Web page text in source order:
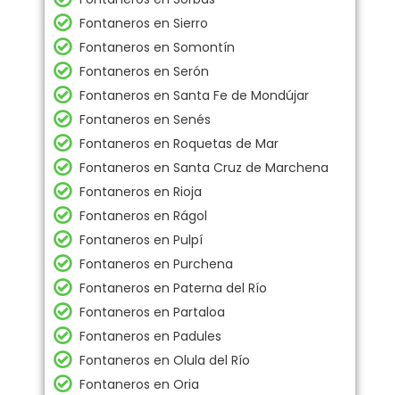
Fontaneros en Sierro
Fontaneros en Somontín
Fontaneros en Serón
Fontaneros en Santa Fe de Mondújar
Fontaneros en Senés
Fontaneros en Roquetas de Mar
Fontaneros en Santa Cruz de Marchena
Fontaneros en Rioja
Fontaneros en Rágol
Fontaneros en Pulpí
Fontaneros en Purchena
Fontaneros en Paterna del Río
Fontaneros en Partaloa
Fontaneros en Padules
Fontaneros en Olula del Río
Fontaneros en Oria